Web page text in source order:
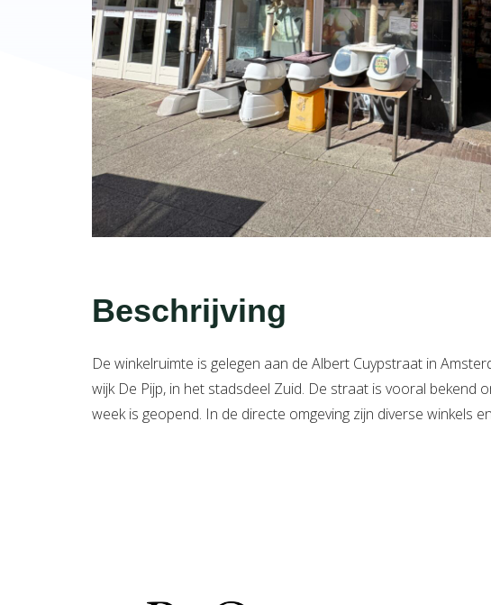
Beschrijving
De winkelruimte is gelegen aan de Albert Cuypstraat in
wijk De Pijp, in het stadsdeel Zuid. De straat is vooral bekend
week is geopend. In de directe omgeving zijn diverse winkels